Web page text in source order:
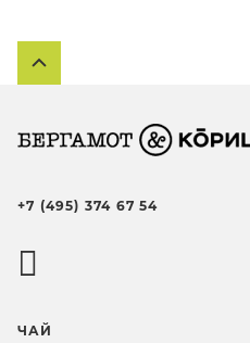
+7 (495) 374 67 54
ЧАЙ